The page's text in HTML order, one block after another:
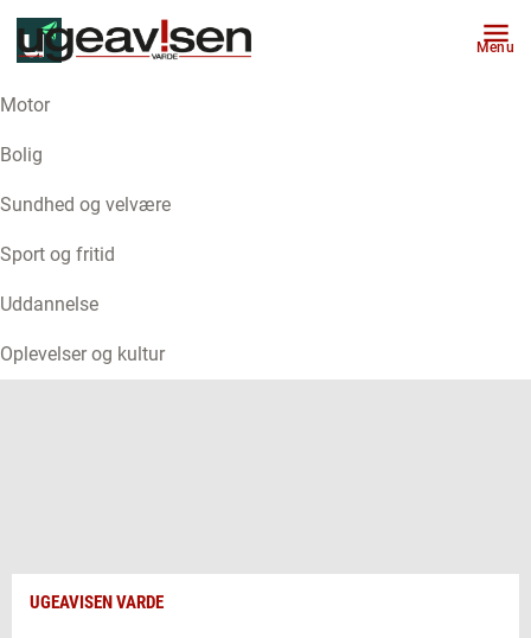
Menu
Motor
Bolig
Sundhed og velvære
Sport og fritid
Uddannelse
Oplevelser og kultur
UGEAVISEN VARDE